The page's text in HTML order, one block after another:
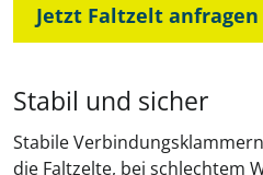
Jetzt Faltzelt anfragen
Stabil und sicher
Stabile
die Faltzelte, bei schlechtem